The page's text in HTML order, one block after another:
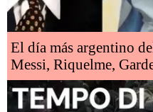
El día más argentino
Messi, Riquelme,